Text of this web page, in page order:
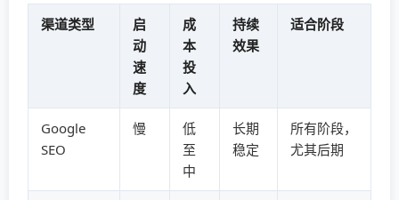
渠道类型
启
动
速
度
成
本
投
入
持续
效果
适合阶段
Google
SEO
慢
低
至
中
长期
稳定
所有阶段，
尤其后期